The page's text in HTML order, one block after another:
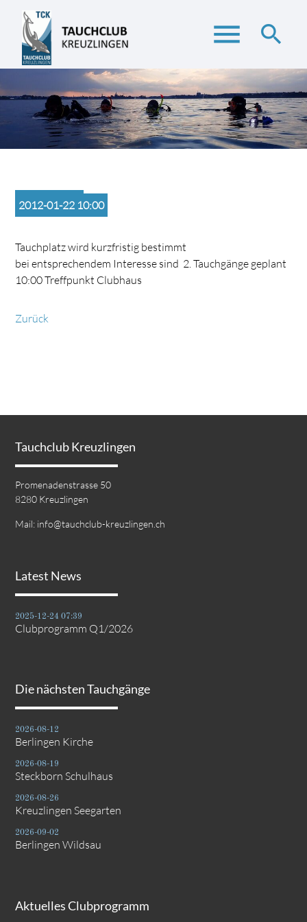
menu search
Suchbegriffe SUCHEN
2012-01-22 10:00
Tauchplatz wird kurzfristig bestimmt
bei entsprechendem Interesse sind 2. Tauchgänge geplant
10:00 Treffpunkt Clubhaus
Zurück
Tauchclub Kreuzlingen
Promenadenstrasse 50
8280 Kreuzlingen
Mail: info@tauchclub-kreuzlingen.ch
Latest News
2025-12-24 07:39
Clubprogramm Q1/2026
Die nächsten Tauchgänge
2026-08-12
Berlingen Kirche
2026-08-19
Steckborn Schulhaus
2026-08-26
Kreuzlingen Seegarten
2026-09-02
Berlingen Wildsau
Aktuelles Clubprogramm